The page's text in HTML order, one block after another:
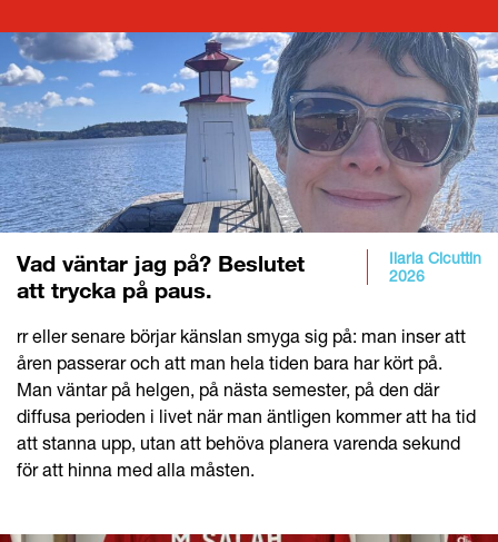
Ilaria Cicuttin
2026
Vad väntar jag på? Beslutet
att trycka på paus.
rr eller senare börjar känslan smyga sig på: man inser att
åren passerar och att man hela tiden bara har kört på.
Man väntar på helgen, på nästa semester, på den där
diffusa perioden i livet när man äntligen kommer att ha tid
att stanna upp, utan att behöva planera varenda sekund
för att hinna med alla måsten.